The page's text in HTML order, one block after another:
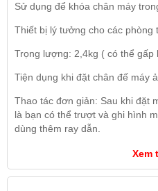
Sử dụng để khóa chân máy
Thiết bị lý tưởng cho các phòng
Trọng lượng: 2,4kg ( có thể gấp
Tiện dụng khi đặt chân đế máy
Thao tác đơn giản: Sau khi đặt
là bạn có thể trượt và ghi hình
dùng thêm ray dẫn.
Xem